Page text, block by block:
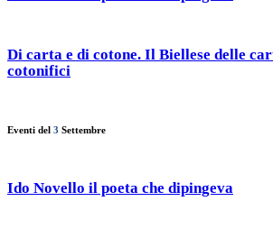
Di carta e di cotone. Il Biellese delle
cotonifici
Eventi del 3 Settembre
Ido Novello il poeta che dipingeva